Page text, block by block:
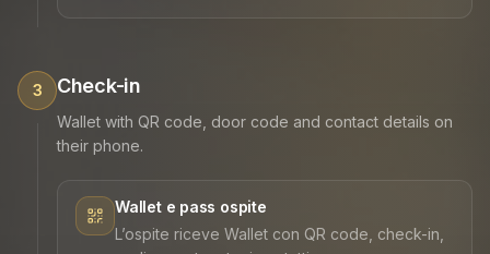
3 Check-in
Wallet with QR code, door code and contact details on
their phone.
Wallet e pass ospite
L’ospite riceve Wallet con QR code, check-in,